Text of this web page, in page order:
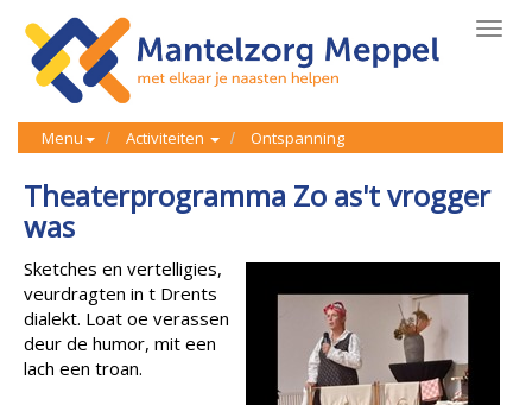
Menu Activiteiten Ontspanning
Theaterprogramma Zo as't vrogger
was
Sketches en vertelligies,
veurdragten in t Drents
dialekt. Loat oe verassen
deur de humor, mit een
lach een troan.